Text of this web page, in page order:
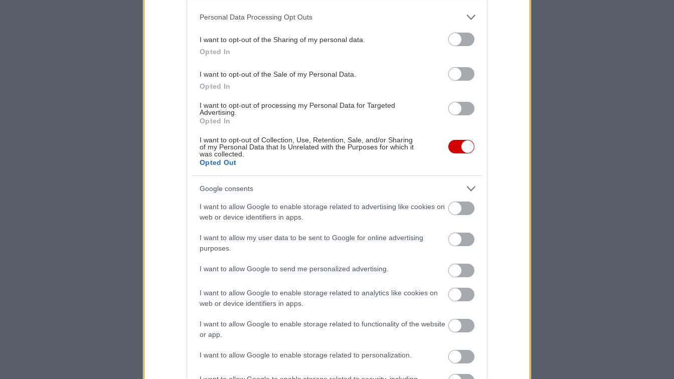
Personal Data Processing Opt Outs
I want to opt-out of the Sharing of my personal data.
Opted In
I want to opt-out of the Sale of my Personal Data.
Opted In
I want to opt-out of processing my Personal Data for Targeted
Advertising.
Opted In
I want to opt-out of Collection, Use, Retention, Sale, and/or Sharing
of my Personal Data that Is Unrelated with the Purposes for which it
was collected.
Opted Out
Google consents
I want to allow Google to enable storage related to advertising like cookies on
web or device identifiers in apps.
I want to allow my user data to be sent to Google for online advertising
purposes.
I want to allow Google to send me personalized advertising.
I want to allow Google to enable storage related to analytics like cookies on
web or device identifiers in apps.
I want to allow Google to enable storage related to functionality of the website
or app.
I want to allow Google to enable storage related to personalization.
Η
ηλικία είναι απλά ένας αριθμός λένε και στην περίπτωση του Τομ
Κρουζ η ρήση ισχύει πλήρως. Ο 61χρονος ηθοποιός φαίνεται να έχει
πιει το ελιξίριο της νεότητας αν κρίνουμε από τις φωτογραφίες που
είδαν το φως της δημοσιότητας πρόσφατα.
Σε εμφάνισή του στην παραλία της Μαγιόρκα με μαγιό το περασμένο
Σαββατοκύριακο, δίπλα στον σκηνοθέτη Αλεχάνδρο Ιναρίτου, ο Τομ Κρουζ
παραμένει αρκετά γυμνασμένος παρά την ηλικία του.
Ο ίδιος, όπως έχει πει παλαιότερα, ασχολείται καθημερινά με κάθε λογής
προφανώς… βγαίνει προς τα έξω.